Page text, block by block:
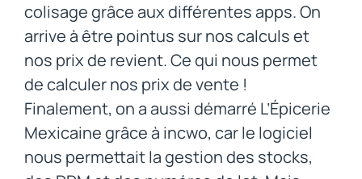
colisage grâce aux différentes apps. On
arrive à être pointus sur nos calculs et
nos prix de revient. Ce qui nous permet
de calculer nos prix de vente !
Finalement, on a aussi démarré L’Épicerie
Mexicaine grâce à incwo, car le logiciel
nous permettait la gestion des stocks,